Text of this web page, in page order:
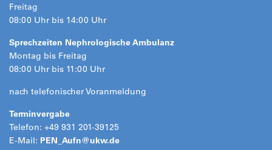
Freitag
08:00 Uhr bis 14:00 Uhr
Sprechzeiten Nephrologische Ambulanz
Montag bis Freitag
08:00 Uhr bis 11:00 Uhr
nach telefonischer Voranmeldung
Terminvergabe
Telefon: +49 931 201-39125
E-Mail: PEN_Aufn@ukw.de